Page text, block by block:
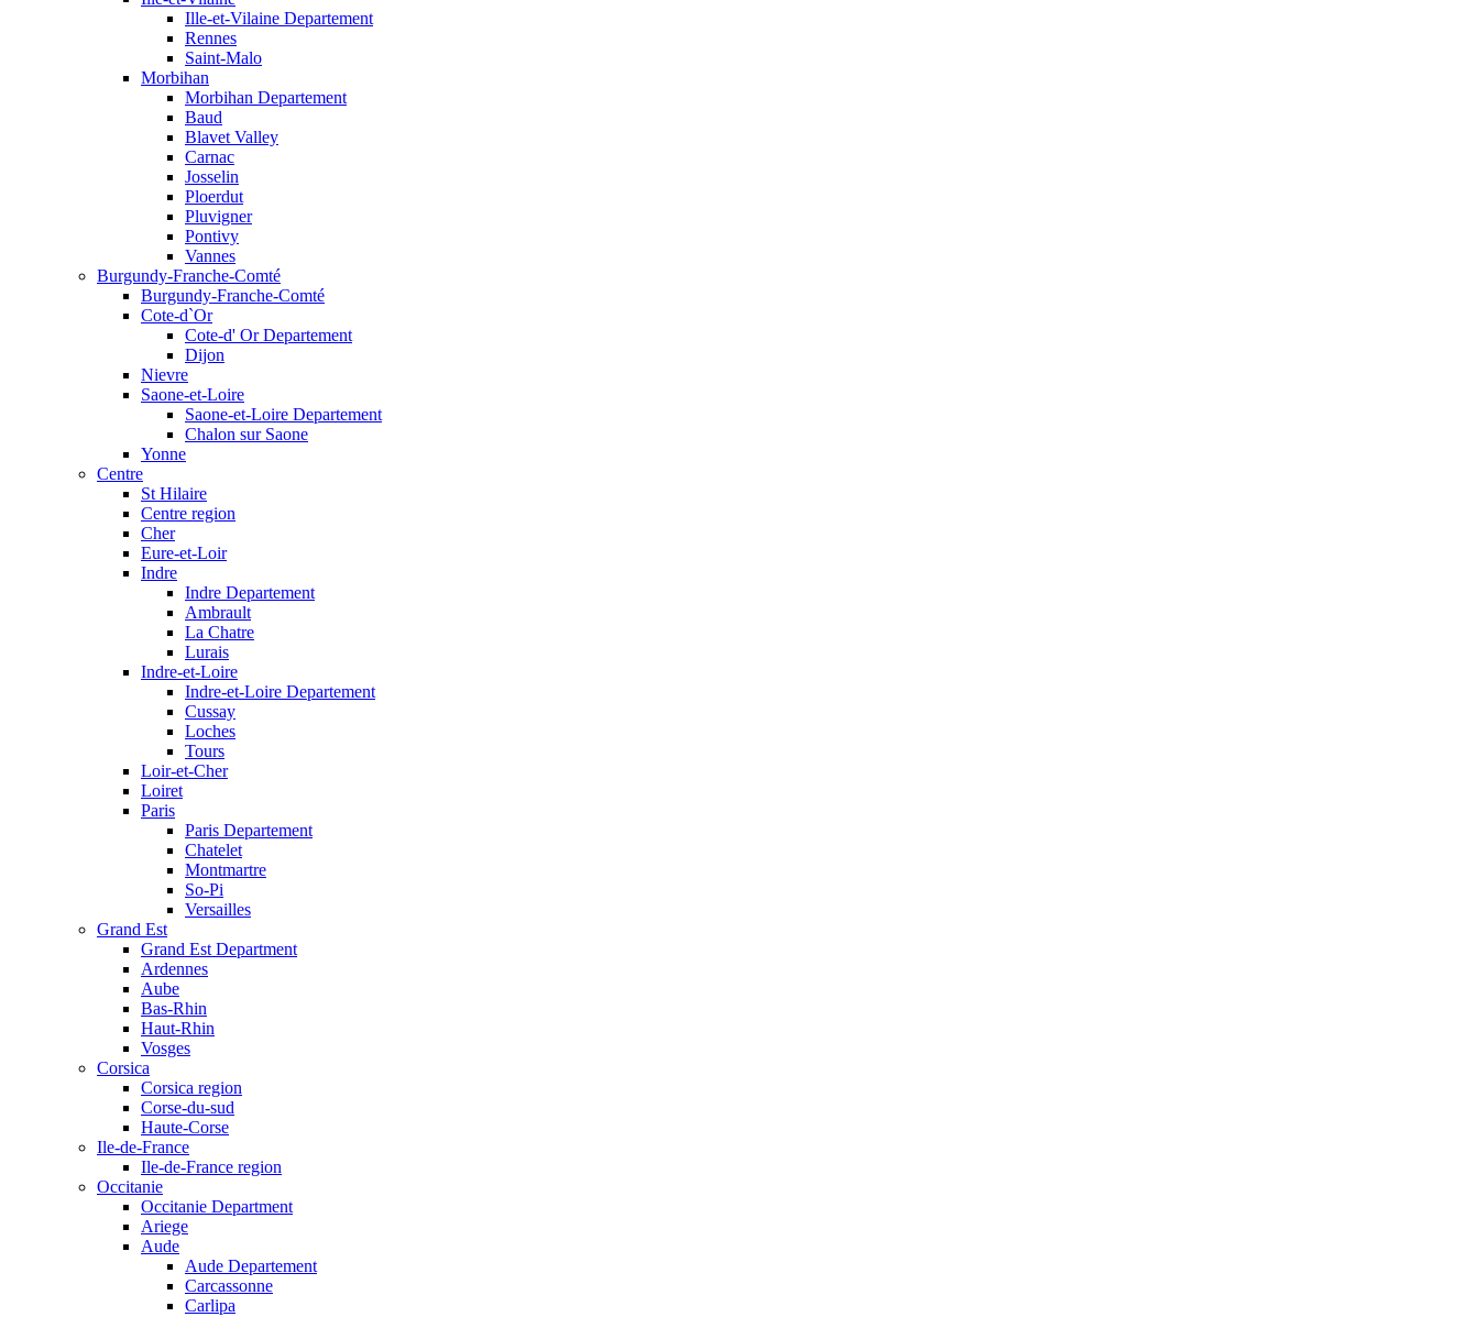
Ille-et-Vilaine Departement
Rennes
Saint-Malo
Morbihan
Morbihan Departement
Baud
Blavet Valley
Carnac
Josselin
Ploerdut
Pluvigner
Pontivy
Vannes
Burgundy-Franche-Comté
Burgundy-Franche-Comté
Cote-d`Or
Cote-d' Or Departement
Dijon
Nievre
Saone-et-Loire
Saone-et-Loire Departement
Chalon sur Saone
Yonne
Centre
St Hilaire
Centre region
Cher
Eure-et-Loir
Indre
Indre Departement
Ambrault
La Chatre
Lurais
Indre-et-Loire
Indre-et-Loire Departement
Cussay
Loches
Tours
Loir-et-Cher
Loiret
Paris
Paris Departement
Chatelet
Montmartre
So-Pi
Versailles
Grand Est
Grand Est Department
Ardennes
Aube
Bas-Rhin
Haut-Rhin
Vosges
Corsica
Corsica region
Corse-du-sud
Haute-Corse
Ile-de-France
Ile-de-France region
Occitanie
Occitanie Department
Ariege
Aude
Aude Departement
Carcassonne
Carlipa